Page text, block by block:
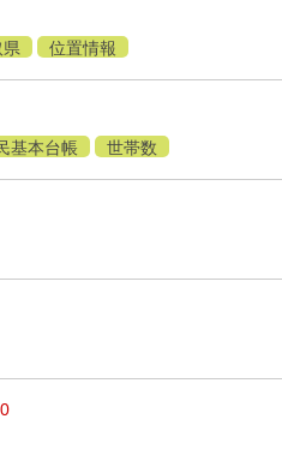
県 位置情報
基本台帳 世帯数
0